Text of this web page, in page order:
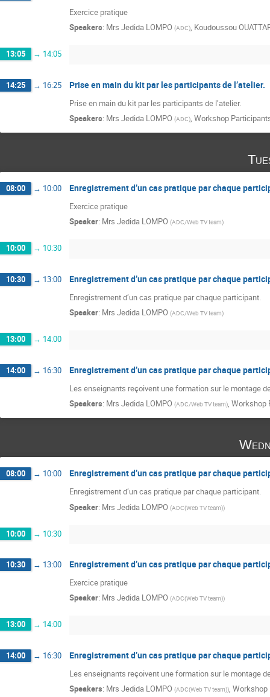
Exercice pratique
Speakers: Mrs Jedida LOMPO (ADC), Koudoussou
13:05 → 14:05
14:25 → 16:25 Prise en main du kit par les participants de l’atelier.
Prise en main du kit par les participants de l’atelier.
Speakers: Mrs Jedida LOMPO (ADC), Workshop
08:00 → 10:00 Enregistrement d’un cas pratique par chaque
Exercice pratique
Speaker: Mrs Jedida LOMPO (ADC/Web TV team)
10:00 → 10:30
10:30 → 13:00 Enregistrement d’un cas pratique par chaque
Enregistrement d’un cas pratique par chaque participant.
Speaker: Mrs Jedida LOMPO (ADC/Web TV team)
13:00 → 14:00
14:00 → 16:30 Enregistrement d’un cas pratique par chaque
Les enseignants reçoivent une formation sur le montage
Speakers: Mrs Jedida LOMPO (ADC/Web TV team), Workshop
08:00 → 10:00 Enregistrement d’un cas pratique par chaque
Enregistrement d’un cas pratique par chaque participant.
Speaker: Mrs Jedida LOMPO (ADC(Web TV team))
10:00 → 10:30
10:30 → 13:00 Enregistrement d’un cas pratique par chaque
Exercice pratique
Speaker: Mrs Jedida LOMPO (ADC(Web TV team))
13:00 → 14:00
14:00 → 16:30 Enregistrement d’un cas pratique par chaque
Les enseignants reçoivent une formation sur le montage
Speakers: Mrs Jedida LOMPO (ADC(Web TV team)),